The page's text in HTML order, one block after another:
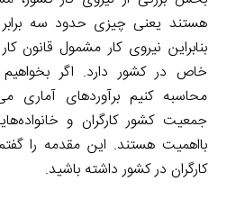
هستند یعنی چیزی حدود سه
بنابراین نیروی کار مشمول قانون
خاص در کشور دارد. اگر بخواهیم
جمعیت کشور کارگران و
بااهمیت هستند. این مقدمه را
کارگران در کشور داشته باشید.